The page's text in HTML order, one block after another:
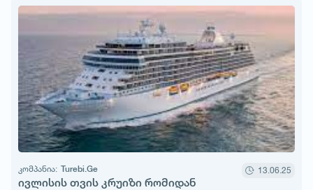
კომპანია: Turebi.Ge
ივლისის თვის კრუიზი რომიდან
13.06.25